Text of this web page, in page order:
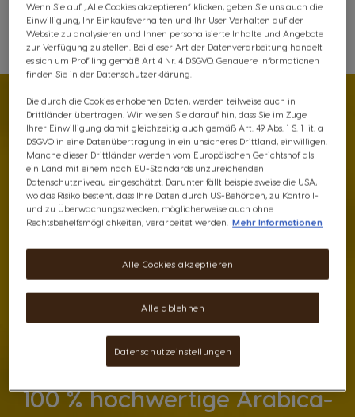
Wunschliste
Wunschzettel
100 % hochwertige Arabica-
Wenn Sie auf „Alle Cookies akzeptieren“ klicken, geben Sie uns auch die
Einwilligung, Ihr Einkaufsverhalten und Ihr User Verhalten auf der
Website zu analysieren und Ihnen personalisierte Inhalte und Angebote
zur Verfügung zu stellen. Bei dieser Art der Datenverarbeitung handelt
es sich um Profiling gemäß Art 4 Nr. 4 DSGVO. Genauere Informationen
finden Sie in der Datenschutzerklärung.
Die durch die Cookies erhobenen Daten, werden teilweise auch in
Drittländer übertragen. Wir weisen Sie darauf hin, dass Sie im Zuge
Ihrer Einwilligung damit gleichzeitig auch gemäß Art. 49 Abs. 1 S. 1 lit. a
DSGVO in eine Datenübertragung in ein unsicheres Drittland, einwilligen.
Manche dieser Drittländer werden vom Europäischen Gerichtshof als
ein Land mit einem nach EU-Standards unzureichenden
Datenschutzniveau eingeschätzt. Darunter fällt beispielsweise die USA,
wo das Risiko besteht, dass Ihre Daten durch US-Behörden, zu Kontroll-
und zu Überwachungszwecken, möglicherweise auch ohne
Rechtsbehelfsmöglichkeiten, verarbeitet werden.
Mehr Informationen
Alle ablehnen
Alle Cookies akzeptieren
Datenschutzeinstellungen